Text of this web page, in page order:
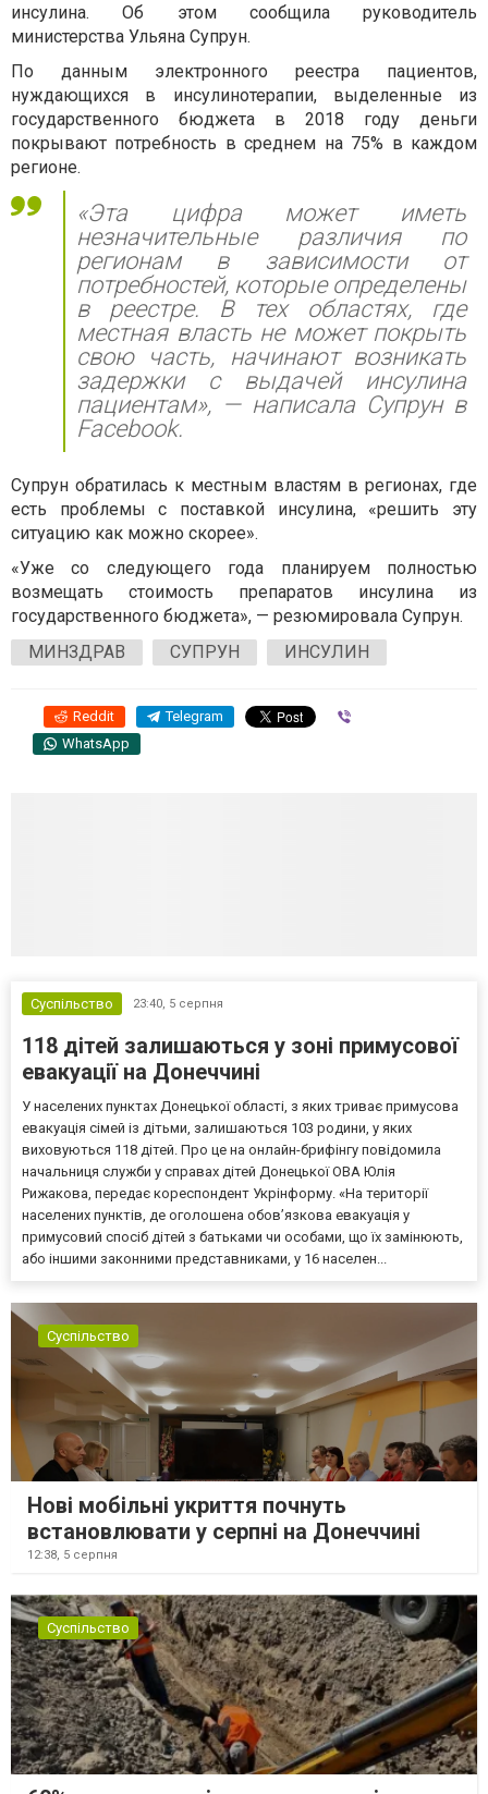
инсулина. Об этом сообщила руководитель
министерства Ульяна Супрун.
По данным электронного реестра пациентов,
нуждающихся в инсулинотерапии, выделенные из
государственного бюджета в 2018 году деньги
покрывают потребность в среднем на 75% в каждом
регионе.
«Эта цифра может иметь
незначительные различия по
регионам в зависимости от
потребностей, которые определены
в реестре. В тех областях, где
местная власть не может покрыть
свою часть, начинают возникать
задержки с выдачей инсулина
пациентам», — написала Супрун в
Facebook.
Супрун обратилась к местным властям в регионах, где
есть проблемы с поставкой инсулина, «решить эту
ситуацию как можно скорее».
«Уже со следующего года планируем полностью
возмещать стоимость препаратов инсулина из
государственного бюджета», — резюмировала Супрун.
МИНЗДРАВ
СУПРУН ИНСУЛИН
Reddit Telegram
WhatsApp
Суспільство 23:40, 5 серпня
118 дітей залишаються у зоні примусової
евакуації на Донеччині
У населених пунктах Донецької області, з яких триває примусова
евакуація сімей із дітьми, залишаються 103 родини, у яких
виховуються 118 дітей. Про це на онлайн-брифінгу повідомила
начальниця служби у справах дітей Донецької ОВА Юлія
Рижакова, передає кореспондент Укрінформу. «На території
населених пунктів, де оголошена обов’язкова евакуація у
примусовий спосіб дітей з батьками чи особами, що їх замінюють,
або іншими законними представниками, у 16 населен...
Суспільство
Нові мобільні укриття почнуть
встановлювати у серпні на Донеччині
12:38, 5 серпня
Суспільство